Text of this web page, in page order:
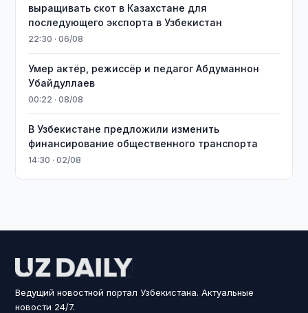
выращивать скот в Казахстане для
последующего экспорта в Узбекистан
22:30 · 06/08
Умер актёр, режиссёр и педагог Абдуманнон
Убайдуллаев
00:22 · 08/08
В Узбекистане предложили изменить
финансирование общественного транспорта
14:30 · 02/08
Ведущий новостной портал Узбекистана. Актуальные
новости 24/7.